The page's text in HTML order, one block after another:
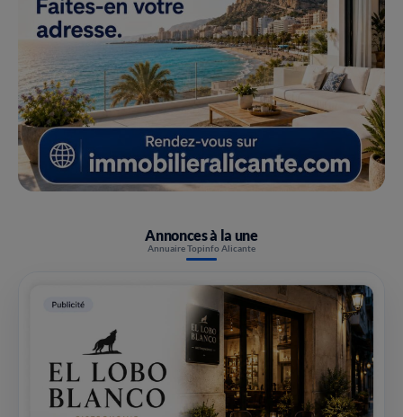
Annonces à la une
Annuaire Topinfo Alicante